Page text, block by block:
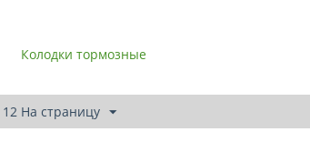
Колодки тормозные
12 На страницу